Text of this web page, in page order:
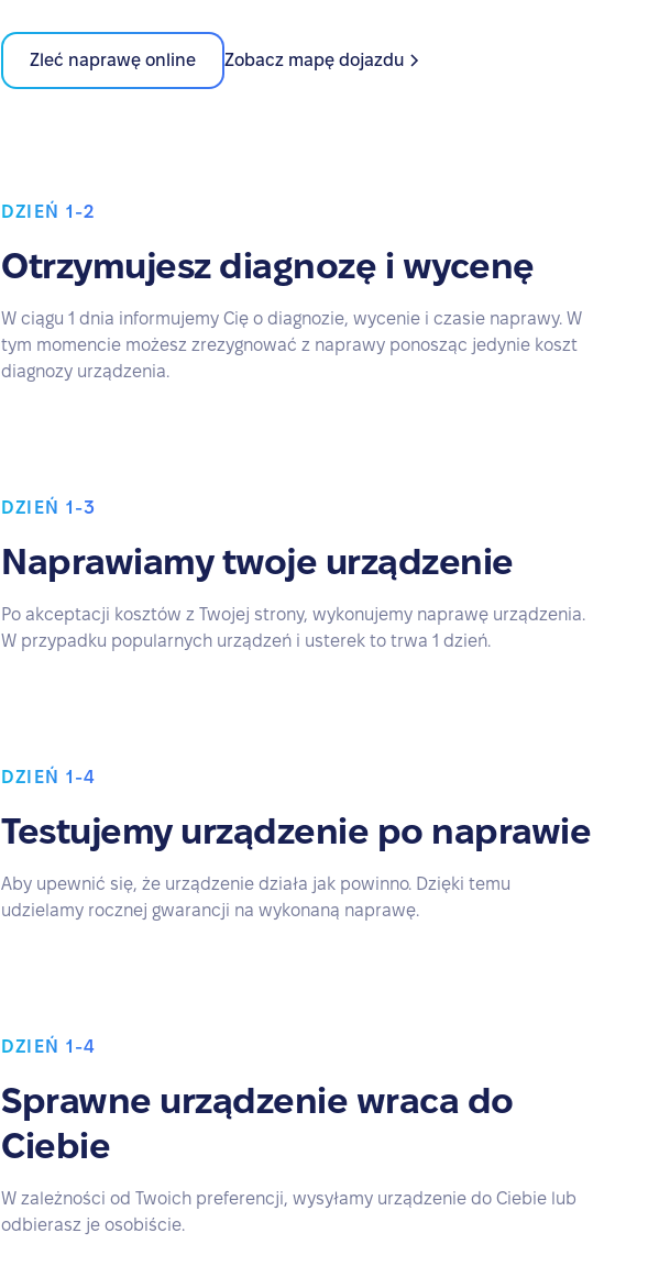
Zleć naprawę online Zobacz mapę dojazdu
DZIEŃ 1-2
Otrzymujesz diagnozę i wycenę
W ciągu 1 dnia informujemy Cię o diagnozie, wycenie i czasie naprawy. W
tym momencie możesz zrezygnować z naprawy ponosząc jedynie koszt
diagnozy urządzenia.
DZIEŃ 1-3
Naprawiamy twoje urządzenie
Po akceptacji kosztów z Twojej strony, wykonujemy naprawę urządzenia.
W przypadku popularnych urządzeń i usterek to trwa 1 dzień.
DZIEŃ 1-4
Testujemy urządzenie po naprawie
Aby upewnić się, że urządzenie działa jak powinno. Dzięki temu
udzielamy rocznej gwarancji na wykonaną naprawę.
DZIEŃ 1-4
Sprawne urządzenie wraca do
Ciebie
W zależności od Twoich preferencji, wysyłamy urządzenie do Ciebie lub
odbierasz je osobiście.